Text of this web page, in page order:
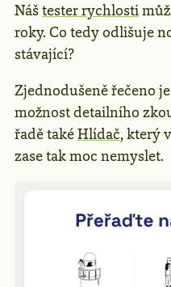
Náštester rychlosti
roky. Co tedy odlišuje
stávající?
Zjednodušeně řečeno
možnost detailního
řadě takéHlídač, který
zase tak moc nemyslet.